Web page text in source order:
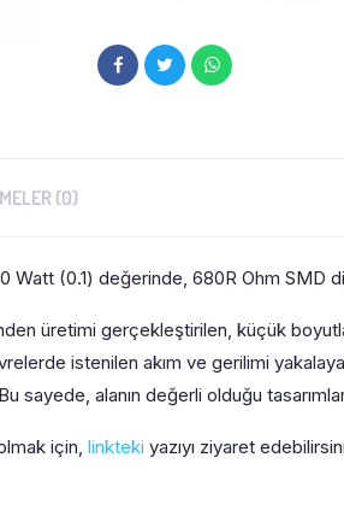
(0)
Watt (0.1) değerinde, 680R Ohm SMD
üretimi gerçekleştirilen, küçük
istenilen akım ve gerilimi
sayede, alanın değerli olduğu
için, linkteki yazıyı ziyaret